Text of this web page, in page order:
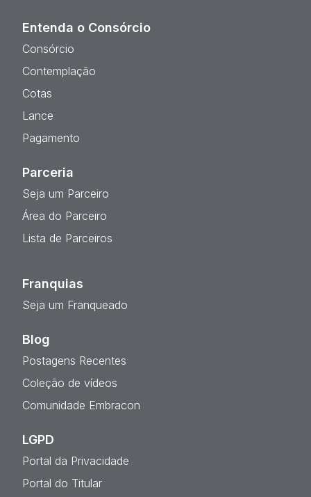
Entenda o Consórcio
Consórcio
Contemplação
Cotas
Lance
Pagamento
Parceria
Seja um Parceiro
Área do Parceiro
Lista de Parceiros
Franquias
Seja um Franqueado
Blog
Postagens Recentes
Coleção de vídeos
Comunidade Embracon
LGPD
Portal da Privacidade
Portal do Titular